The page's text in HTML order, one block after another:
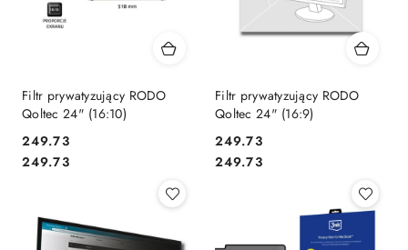
Filtr prywatyzujący RODO
Qoltec 24" (16:10)
Cena:
249.73
Cena:
249.73
Filtr prywatyzujący RODO
Qoltec 24" (16:9)
Cena:
249.73
Cena:
249.73